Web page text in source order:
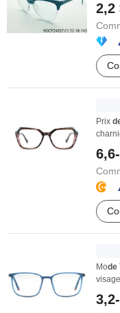
2,2
Prix
Mode